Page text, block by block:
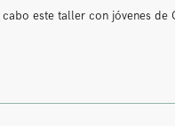
este taller con jóvenes